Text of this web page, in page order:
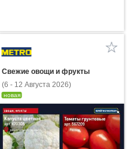
Свежие овощи и фрукты
(6 - 12 Августа 2026)
новая